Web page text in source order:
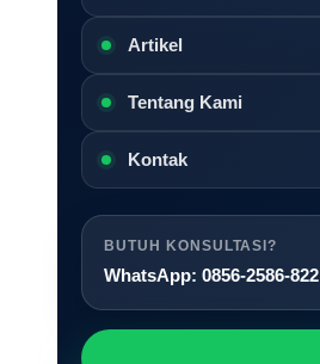
Artikel
Tentang Kami
Kontak
BUTUH KONSULTASI?
WhatsApp: 0856-2586-822